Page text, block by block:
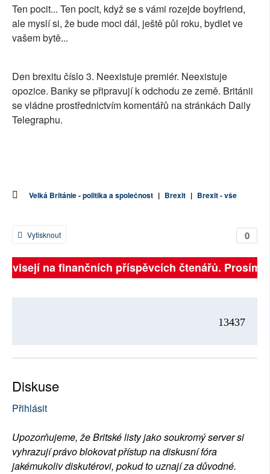
SOCIÁLNÍ SÍTĚ
RUBRIKY
PLNÁ VERZE STRÁNEK
Ten pocit... Ten pocit, když se s vámi rozejde boyfriend,
ale myslí si, že bude moci dál, ještě půl roku, bydlet ve
vašem bytě...
Den brexitu číslo 3. Neexistuje premiér. Neexistuje
opozice. Banky se připravují k odchodu ze země. Británii
se vládne prostřednictvím komentářů na stránkách Daily
Telegraphu.
Velká Británie - politika a společnost | Brexit | Brexit - vše
0
Vytisknout
na finančních příspěvcích čtenářů.
13437
Diskuse
Přihlásit
Upozorňujeme, že Britské listy jako soukromý server si
vyhrazují právo blokovat přístup na diskusní fóra
jakémukoliv diskutérovi, pokud to uznají za důvodné.